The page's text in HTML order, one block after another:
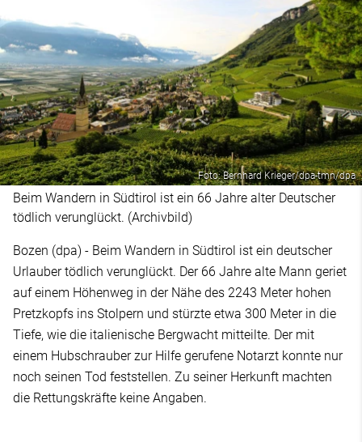
Foto: Bernhard Krieger/dpa-tmn/dpa
Beim Wandern in Südtirol ist ein 66 Jahre alter Deutscher
tödlich verunglückt. (Archivbild)
Bozen (dpa) - Beim Wandern in Südtirol ist ein deutscher
Urlauber tödlich verunglückt. Der 66 Jahre alte Mann geriet
auf einem Höhenweg in der Nähe des 2243 Meter hohen
Pretzkopfs ins Stolpern und stürzte etwa 300 Meter in die
Tiefe, wie die italienische Bergwacht mitteilte. Der mit
einem Hubschrauber zur Hilfe gerufene Notarzt konnte nur
noch seinen Tod feststellen. Zu seiner Herkunft machten
die Rettungskräfte keine Angaben.